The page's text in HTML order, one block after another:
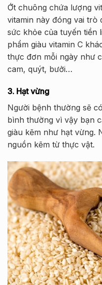
Ớt chuông chứa lượng
vitamin này đóng vai
sức khỏe của tuyến tiền
phẩm giàu vitamin C
thực đơn mỗi ngày như
cam, quýt, bưởi…
3. Hạt vừng
Người bệnh thường sẽ
bình thường vì vậy bạn
giàu kẽm như hạt vừng.
nguồn kẽm từ thực vật.